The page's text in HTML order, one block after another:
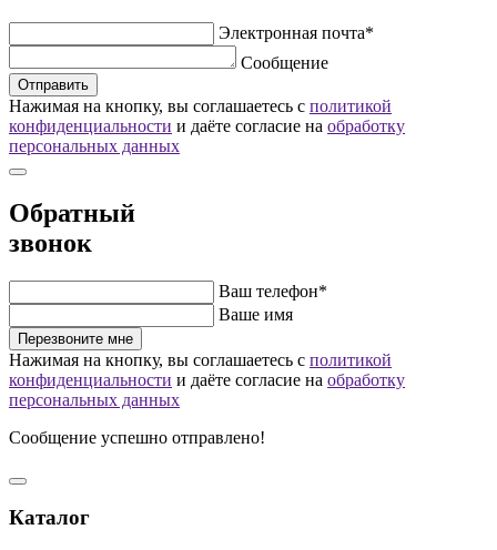
Электронная почта*
Сообщение
Отправить
Нажимая на кнопку, вы соглашаетесь с политикой
конфиденциальности и даёте согласие на обработку
персональных данных
Обратный
звонок
Ваш телефон*
Ваше имя
Перезвоните мне
Нажимая на кнопку, вы соглашаетесь с политикой
конфиденциальности и даёте согласие на обработку
персональных данных
Сообщение успешно отправлено!
Каталог